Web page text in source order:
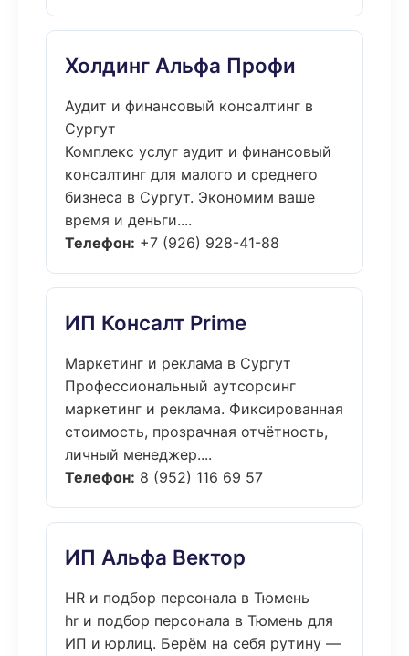
Холдинг Альфа Профи
Аудит и финансовый консалтинг в
Сургут
Комплекс услуг аудит и финансовый
консалтинг для малого и среднего
бизнеса в Сургут. Экономим ваше
время и деньги....
Телефон: +7 (926) 928-41-88
ИП Консалт Prime
Маркетинг и реклама в Сургут
Профессиональный аутсорсинг
маркетинг и реклама. Фиксированная
стоимость, прозрачная отчётность,
личный менеджер....
Телефон: 8 (952) 116 69 57
ИП Альфа Вектор
HR и подбор персонала в Тюмень
hr и подбор персонала в Тюмень для
ИП и юрлиц. Берём на себя рутину —